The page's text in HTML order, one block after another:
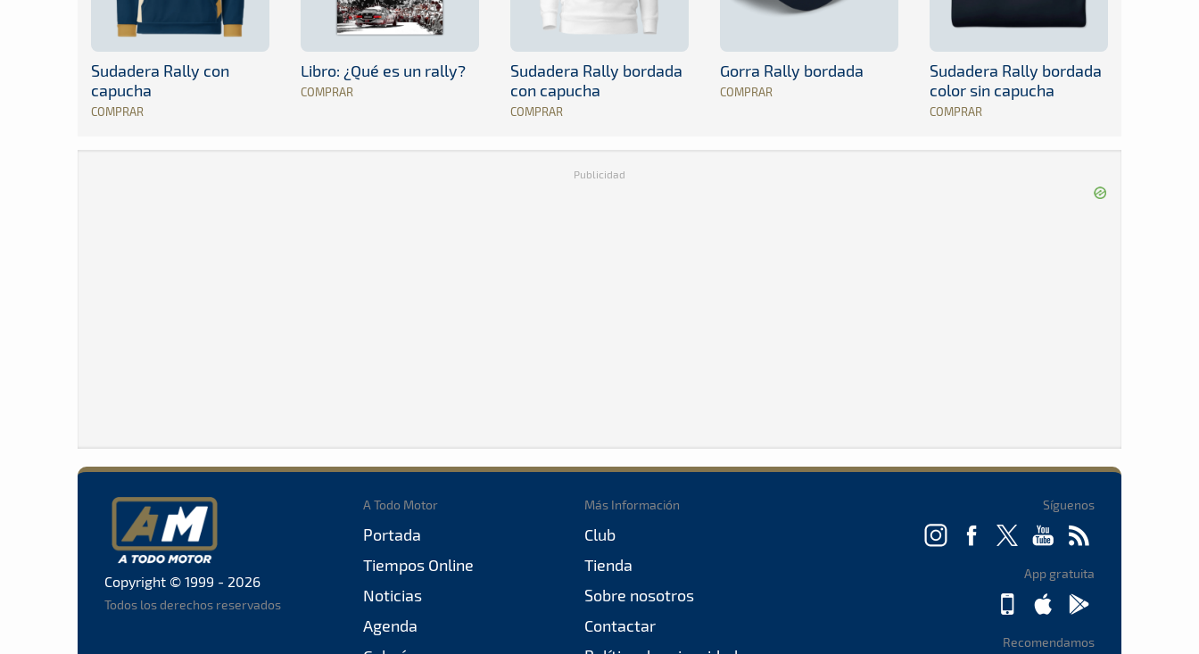
Sudadera Rally con
capucha
COMPRAR
Libro: ¿Qué es un rally?
COMPRAR
Sudadera Rally bordada
con capucha
COMPRAR
Gorra Rally bordada
COMPRAR
Sudadera Rally bordada
color sin capucha
COMPRAR
Publicidad
Copyright © 1999 - 2026
Todos los derechos reservados
A Todo Motor
Portada
Tiempos Online
Noticias
Agenda
Más Información
Club
Tienda
Sobre nosotros
Contactar
Síguenos
App gratuita
Recomendamos